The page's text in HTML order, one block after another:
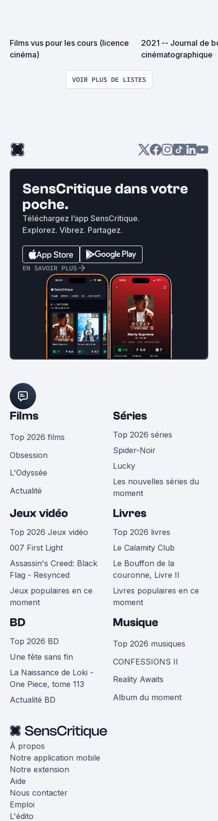
Films vus pour les cours (licence
cinéma)
2021 -- Journal de
cinématographique
VOIR PLUS DE LISTES
SensCritique dans votre
poche.
Téléchargez l’app SensCritique.
Explorez. Vibrez. Partagez.
EN SAVOIR PLUS
Films
Top 2026 films
Obsession
L'Odyssée
Actualité
Séries
Top 2026 séries
Spider-Noir
Lucky
Les nouvelles séries du
moment
Jeux vidéo
Top 2026 Jeux vidéo
007 First Light
Assassin's Creed: Black
Flag - Resynced
Jeux populaires en ce
moment
Livres
Top 2026 livres
Le Calamity Club
Le Bouffon de la
couronne, Livre II
Livres populaires en ce
moment
BD
Top 2026 BD
Une fête sans fin
La Naissance de Loki -
One Piece, tome 113
Actualité BD
Musique
Top 2026 musiques
CONFESSIONS II
Reality Awaits
Album du moment
À propos
Notre application mobile
Notre extension
Aide
Nous contacter
Emploi
L'édito